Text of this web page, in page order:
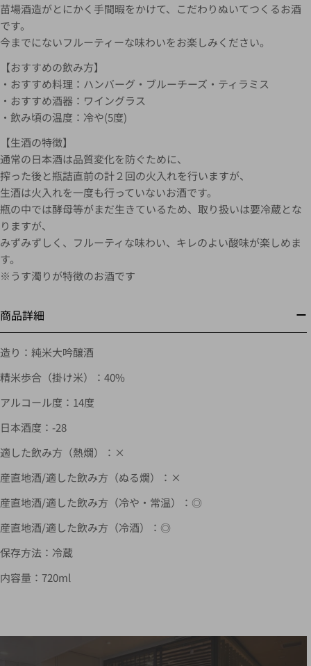
苗場酒造がとにかく手間暇をかけて、こだわりぬいてつくるお酒
です。
今までにないフルーティーな味わいをお楽しみください。
【おすすめの飲み方】
・おすすめ料理：ハンバーグ・ブルーチーズ・ティラミス
・おすすめ酒器：ワイングラス
・飲み頃の温度：冷や(5度)
【生酒の特徴】
通常の日本酒は品質変化を防ぐために、
搾った後と瓶詰直前の計２回の火入れを行いますが、
生酒は火入れを一度も行っていないお酒です。
瓶の中では酵母等がまだ生きているため、取り扱いは要冷蔵とな
りますが、
みずみずしく、フルーティな味わい、キレのよい酸味が楽しめま
す。
※うす濁りが特徴のお酒です
商品詳細
造り：純米大吟醸酒
精米歩合（掛け米）：40%
アルコール度：14度
日本酒度：-28
適した飲み方（熱燗）：×
産直地酒/適した飲み方（ぬる燗）：×
産直地酒/適した飲み方（冷や・常温）：◎
産直地酒/適した飲み方（冷酒）：◎
保存方法：冷蔵
内容量：720ml